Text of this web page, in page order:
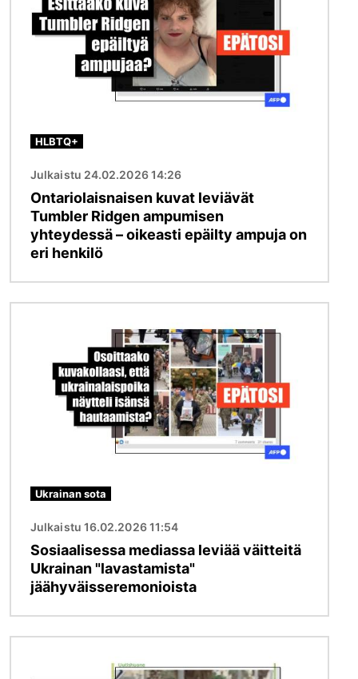
HLBTQ+
Julkaistu 24.02.2026 14:26
Ontariolaisnaisen kuvat leviävät
Tumbler Ridgen ampumisen
yhteydessä – oikeasti epäilty ampuja on
eri henkilö
Ukrainan sota
Julkaistu 16.02.2026 11:54
Sosiaalisessa mediassa leviää väitteitä
Ukrainan "lavastamista"
jäähyväisseremonioista